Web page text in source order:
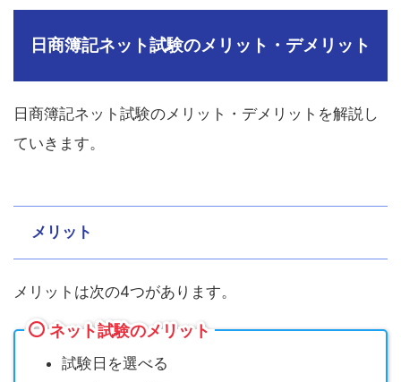
日商簿記ネット試験のメリット・デメリット
日商簿記ネット試験のメリット・デメリットを解説し
ていきます。
メリット
メリットは次の4つがあります。
ネット試験のメリット
試験日を選べる